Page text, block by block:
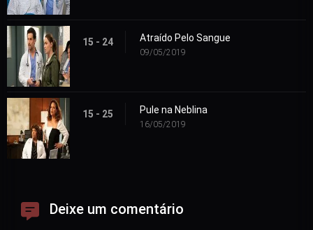
15 - 24 Atraído Pelo Sangue
09/05/2019
15 - 25 Pule na Neblina
16/05/2019
Deixe um comentário